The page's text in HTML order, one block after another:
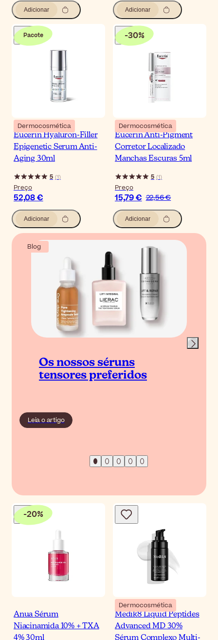
Adicionar Adicionar
Pacote
Dermocosmética
Eucerin Hyaluron-Filler
Epigenetic Serum Anti-
Aging 30ml
5 (1)
Preço
52,08 €
Adicionar
-30%
Dermocosmética
Eucerin Anti-Pigment
Corretor Localizado
Manchas Escuras 5ml
5 (1)
Preço
15,79 € 22,56 €
Adicionar
Blog
Os nossos séruns
tensores preferidos
Leia o artigo
-20%
Anua Sérum
Niacinamida 10% + TXA
4% 30ml
Dermocosmética
Medik8 Liquid Peptides
Advanced MD 30%
Sérum Complexo Multi-